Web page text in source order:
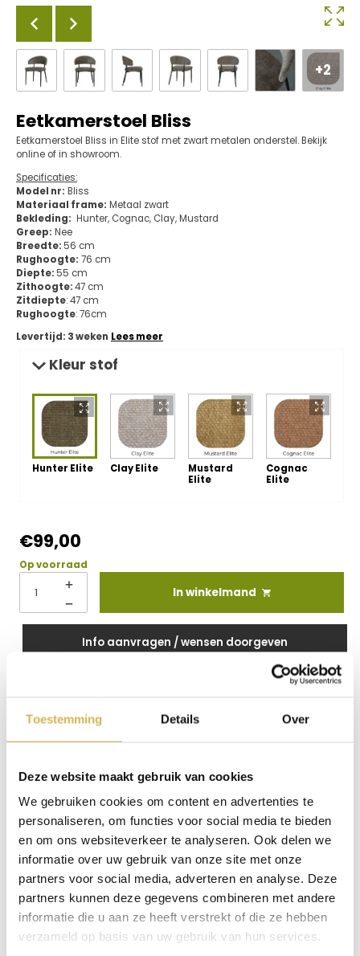
Toestemming Details Over
Deze website maakt gebruik van cookies
We gebruiken cookies om content en advertenties te
personaliseren, om functies voor social media te bieden
en om ons websiteverkeer te analyseren. Ook delen we
informatie over uw gebruik van onze site met onze
partners voor social media, adverteren en analyse. Deze
partners kunnen deze gegevens combineren met andere
informatie die u aan ze heeft verstrekt of die ze hebben
verzameld op basis van uw gebruik van hun services.
+2
Eetkamerstoel Bliss
Eetkamerstoel Bliss in Elite stof met zwart metalen onderstel. Bekijk
online of in showroom.
Specificaties:
Model nr: Bliss
Materiaal frame: Metaal zwart
Bekleding: Hunter, Cognac, Clay, Mustard
Greep: Nee
Breedte:56 cm
Rughoogte: 76 cm
Diepte:55 cm
Zithoogte:47 cm
Zitdiepte: 47 cm
Rughoogte: 76cm
Levertijd: 3 weken Lees meer
Kleur stof
Hunter Elite Clay Elite
Mustard
Elite
Cognac
Elite
€99,00
Op voorraad
In winkelmand
Info aanvragen / wensen doorgeven
Productinformatie
eetkamerstoel met comfort en zwart metalen poten
Eetkamerstoel Bliss combineert comfort met een modern
design en tilt jouw eetkamer direct naar een hoger niveau.
Moderne eetkamerstoel met luxe stof en warme
uitstraling
Eetkamerstoel Bliss is uitgevoerd in de luxe Elite stof, die
zacht aanvoelt en direct warmte toevoegt. Daardoor
ontstaat een uitnodigende sfeer aan tafel. Bovendien geeft
de hunter kleur een diepe en rijke uitstraling aan jouw
interieur. Daarnaast zorgt het minimalistische ontwerp voor
een rustige basis in elke ruimte. Hierdoor blijft jouw eetkamer
overzichtelijk en stijlvol. Tegelijkertijd vormt de combinatie